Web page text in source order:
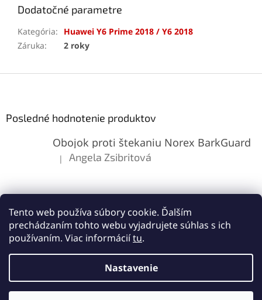
Tento web používa súbory cookie. Ďalším
prechádzaním tohto webu vyjadrujete súhlas s ich
používaním. Viac informáciítu.
Nastavenie
Dodatočné parametre
Kategória:
Huawei Y6 Prime 2018 / Y6 2018
Záruka: 2 roky
Posledné hodnotenie produktov
Obojok proti štekaniu Norex BarkGuard
Hodnotenie produktu je 5 z 5 hviezdičiek.
| Angela Zsibritová
Vytvoril Shoptet
Copyright 2026Lemes.sk. Všetky práva vyhradené.Upraviť